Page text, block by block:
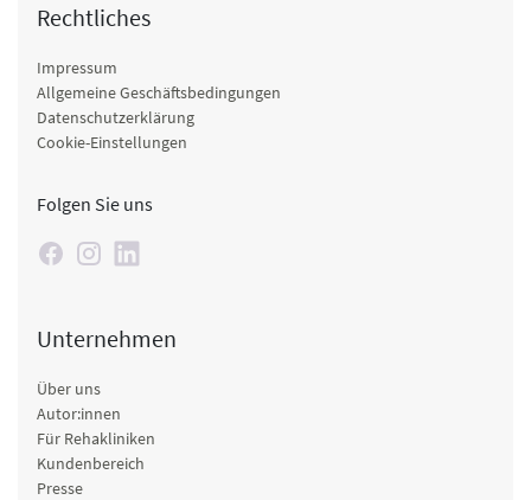
Rechtliches
Impressum
Allgemeine Geschäftsbedingungen
Datenschutzerklärung
Cookie-Einstellungen
Folgen Sie uns
Unternehmen
Über uns
Autor:innen
Für Rehakliniken
Kundenbereich
Presse